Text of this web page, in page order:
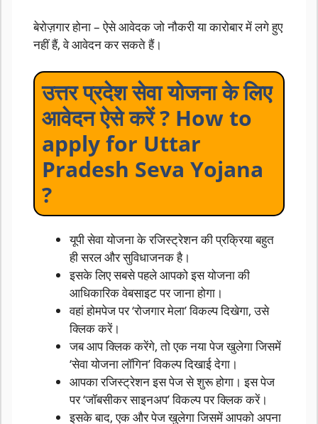
बेरोज़गार होना – ऐसे आवेदक जो नौकरी या कारोबार में लगे हुए
नहीं हैं, वे आवेदन कर सकते हैं।
उत्तर प्रदेश सेवा योजना के लिए
आवेदन ऐसे करें ? How to
apply for Uttar
Pradesh Seva Yojana
?
यूपी सेवा योजना के रजिस्ट्रेशन की प्रक्रिया बहुत
ही सरल और सुविधाजनक है।
इसके लिए सबसे पहले आपको इस योजना की
आधिकारिक वेबसाइट पर जाना होगा।
वहां होमपेज पर ‘रोजगार मेला’ विकल्प दिखेगा, उसे
क्लिक करें।
जब आप क्लिक करेंगे, तो एक नया पेज खुलेगा जिसमें
‘सेवा योजना लॉगिन’ विकल्प दिखाई देगा।
आपका रजिस्ट्रेशन इस पेज से शुरू होगा। इस पेज
पर ‘जॉबसीकर साइनअप’ विकल्प पर क्लिक करें।
इसके बाद, एक और पेज खुलेगा जिसमें आपको अपना